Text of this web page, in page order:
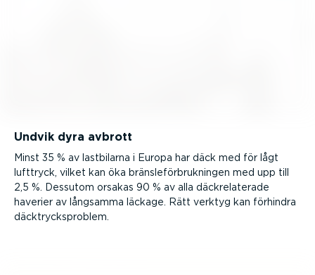
Undvik dyra avbrott
Minst 35 % av lastbilarna i Europa har däck med för lågt
lufttryck, vilket kan öka bräns­le­för­bruk­ningen med upp till
2,5 %. Dessutom orsakas 90 % av alla däckre­la­terade
haverier av långsamma läckage. Rätt verktyg kan förhindra
däcktrycks­problem.